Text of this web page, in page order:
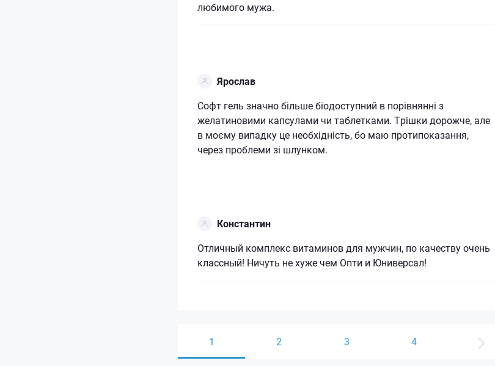
любимого мужа.
Ярослав
Софт гель значно більше біодоступний в порівнянні з
желатиновими капсулами чи таблетками. Трішки дорожче, але
в моєму випадку це необхідність, бо маю протипоказання,
через проблеми зі шлунком.
Константин
Отличный комплекс витаминов для мужчин, по качеству очень
классный! Ничуть не хуже чем Опти и Юниверсал!
1 2 3 4